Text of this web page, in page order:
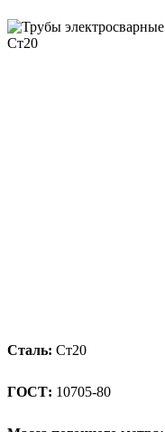
Сталь: Ст20
ГОСТ: 10705-80